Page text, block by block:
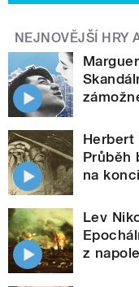
NEJNOVĚJŠÍ HRY
Herbert
Průběh
na
Lev
z